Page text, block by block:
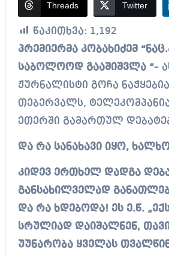
Threads Twitter
წაკითხვა: 1,192
პრემიერმა კობახიძემ “ნაც.პროფესურა“
საბოლოოდ გააშიშვლა “–
ჟურნალისტი გოჩა
თებერვალს, ტელეკომპანია
ეთერში გამართულ
და რა სანახავი იყო,
კიდევ ერთხელ დადგა
განსახილველად
და რა ხდებოდა! ეს ე.წ.
სრულიად დაიშალნენ,
უუნარობა ყველას